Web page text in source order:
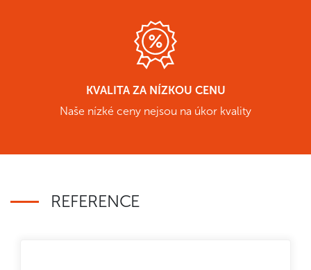
KVALITA ZA NÍZKOU CENU
Naše nízké ceny nejsou na úkor kvality
REFERENCE